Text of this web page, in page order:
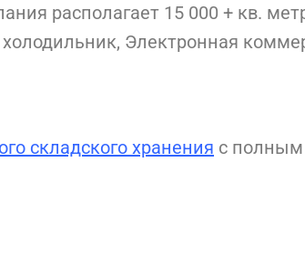
располагает 15 000 + кв.
Электронная
складского хранения с полным